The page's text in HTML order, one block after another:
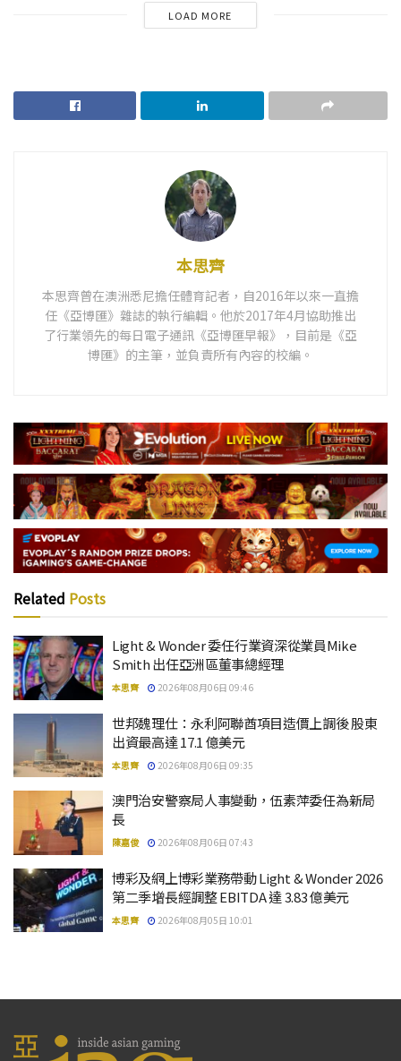
LOAD MORE
本思齊
本思齊曾在澳洲悉尼擔任體育記者，自2016年以來一直擔
任《亞博匯》雜誌的執行編輯。他於2017年4月協助推出
了行業領先的每日電子通訊《亞博匯早報》，目前是《亞
博匯》的主筆，並負責所有內容的校編。
Related Posts
Light & Wonder 委任行業資深從業員Mike
Smith 出任亞洲區董事總經理
本思齊 2026年08月06日 09:46
世邦魏理仕：永利阿聯酋項目造價上調後 股東
出資最高達 17.1 億美元
本思齊 2026年08月06日 09:35
澳門治安警察局人事變動，伍素萍委任為新局
長
陳嘉俊 2026年08月06日 07:43
博彩及網上博彩業務帶動 Light & Wonder 2026
第二季增長經調整 EBITDA 達 3.83 億美元
本思齊 2026年08月05日 10:01